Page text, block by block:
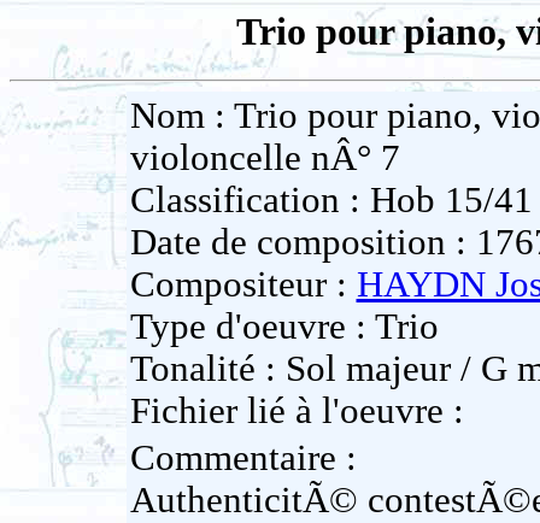
Trio pour piano,
Nom : Trio pour piano,
violoncelle nÂ° 7
Classification : Hob 15/41
Date de composition :
Compositeur : HAYDN
Type d'oeuvre : Trio
Tonalité : Sol majeur / G
Fichier lié à l'oeuvre :
Commentaire :
AuthenticitÃ©